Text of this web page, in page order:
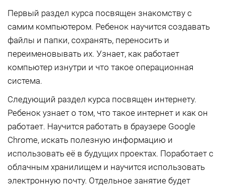
Первый раздел курса посвящен знакомству с
самим компьютером. Ребенок научится создавать
файлы и папки, сохранять, переносить и
переименовывать их. Узнает, как работает
компьютер изнутри и что такое операционная
система.
Следующий раздел курса посвящен интернету.
Ребенок узнает о том, что такое интернет и как он
работает. Научится работать в браузере Google
Chrome, искать полезную информацию и
использовать её в будущих проектах. Поработает с
облачным хранилищем и научится использовать
электронную почту. Отдельное занятие будет